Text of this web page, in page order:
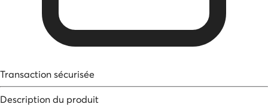
Transaction sécurisée
Description du produit